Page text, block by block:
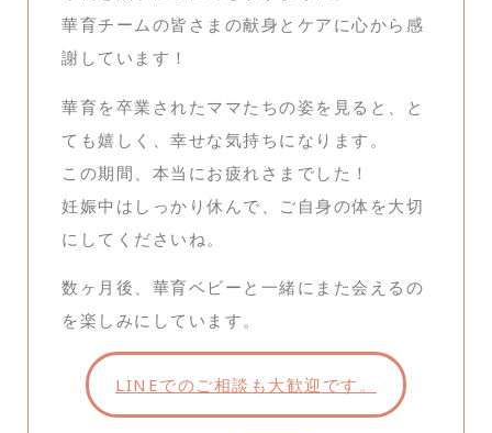
華育チームの皆さまの献身とケアに心から感
謝しています！
華育を卒業されたママたちの姿を見ると、と
ても嬉しく、幸せな気持ちになります。
この期間、本当にお疲れさまでした！
妊娠中はしっかり休んで、ご自身の体を大切
にしてくださいね。
数ヶ月後、華育ベビーと一緒にまた会えるの
を楽しみにしています。
LINEでのご相談も大歓迎です。